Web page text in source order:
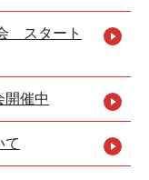
スタート
催中
て